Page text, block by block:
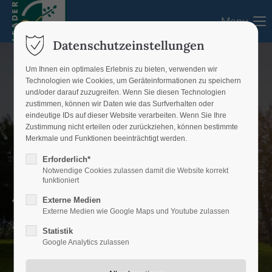
Login
Passwort
Register| Lost your password?
Support
Menu
Aktuelles
Aktuelles aus dem LEADER-Gebiet
Datenschutzeinstellungen
Um Ihnen ein optimales Erlebnis zu bieten, verwenden wir
Technologien wie Cookies, um Geräteinformationen zu speichern
und/oder darauf zuzugreifen. Wenn Sie diesen Technologien
zustimmen, können wir Daten wie das Surfverhalten oder
eindeutige IDs auf dieser Website verarbeiten. Wenn Sie Ihre
Zustimmung nicht erteilen oder zurückziehen, können bestimmte
Merkmale und Funktionen beeinträchtigt werden.
Erforderlich*
Notwendige Cookies zulassen damit die Website korrekt
funktioniert
Externe Medien
Externe Medien wie Google Maps und Youtube zulassen
Statistik
Google Analytics zulassen